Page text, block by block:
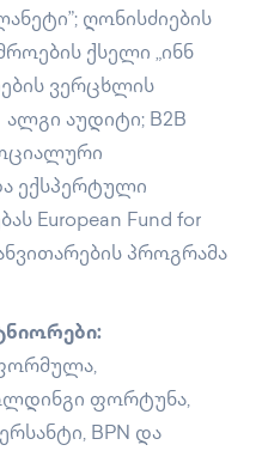
ღონისძიების
ქსელი „ინნ
ვერცხლის
აუდიტი; B2B
ექსპერტული
European Fund for
პროგრამა
ფორტუნა,
BPN და